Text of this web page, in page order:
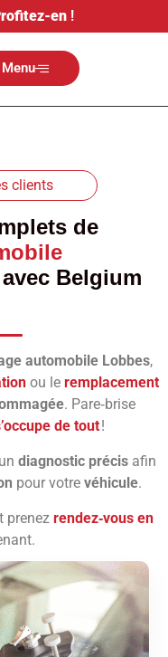
en!
Menu
clients
de
Belgium
automobile Lobbes,
ou le remplacement
. Pare‑brise
de tout!
diagnostic précis afin
pour votre véhicule.
prenez rendez‑vous en